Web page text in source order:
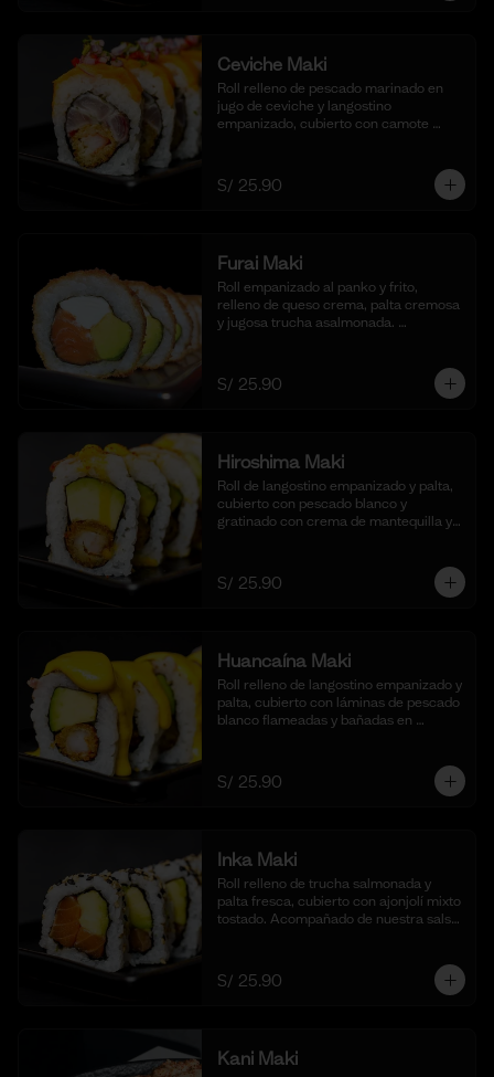
Ceviche Maki
Roll relleno de pescado marinado en
jugo de ceviche y langostino
empanizado, cubierto con camote
S/ 25.90
Furai Maki
Roll empanizado al panko y frito,
relleno de queso crema, palta cremosa
y jugosa trucha asalmonada.
S/ 25.90
Hiroshima Maki
Roll de langostino empanizado y palta,
cubierto con pescado blanco y
gratinado con crema de mantequilla y
shoyu. (10 cortes).
S/ 25.90
Huancaína Maki
Roll relleno de langostino empanizado y
palta, cubierto con láminas de pescado
blanco flameadas y bañadas en
(10 cortes)
S/ 25.90
Inka Maki
Roll relleno de trucha salmonada y
palta fresca, cubierto con ajonjolí mixto
tostado. Acompañado de nuestra salsa
S/ 25.90
Kani Maki